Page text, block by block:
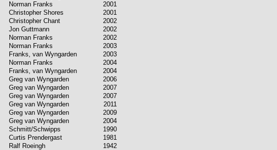
Norman Franks
2001
Christopher Shores
2001
Christopher Chant
2002
Jon Guttmann
2002
Norman Franks
2002
Norman Franks
2003
Franks, van Wyngarden
2003
Norman Franks
2004
Franks, van Wyngarden
2004
Greg van Wyngarden
2006
Greg van Wyngarden
2007
Greg van Wyngarden
2007
Greg van Wyngarden
2011
Greg van Wyngarden
2009
Greg van Wyngarden
2004
Schmitt/Schwipps
1990
Curtis Prendergast
1981
Ralf Roeingh
1942